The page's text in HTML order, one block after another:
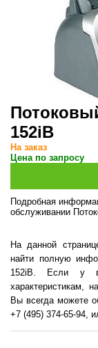
152iB
На заказ
Цена по запросу
Подробная
обслуживании
На данной
найти полную
152iB. Если у
характеристикам,
Вы всегда можете
+7 (495) 374-65-94,